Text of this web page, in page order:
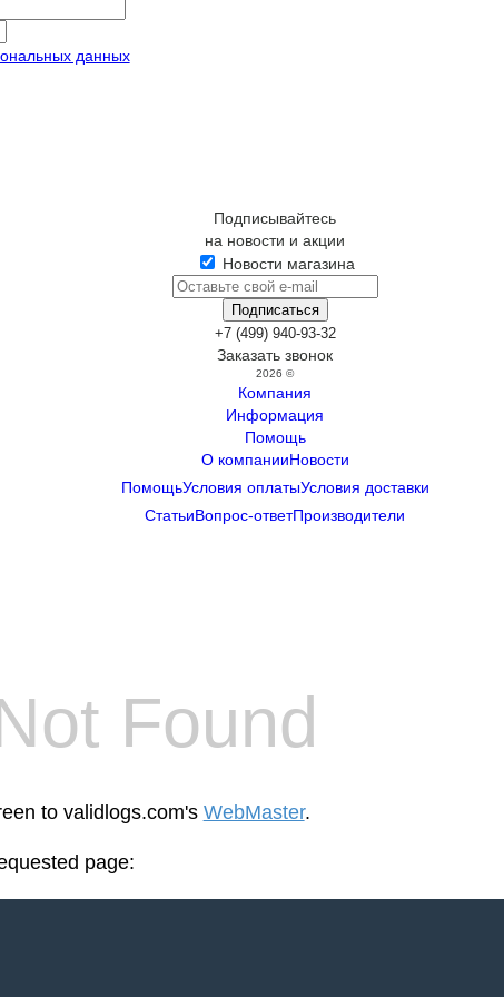
данных
Подписывайтесь
на новости и акции
Новости магазина
+7 (499) 940-93-32
Заказать звонок
2026 ©
Компания
Информация
Помощь
О компанииНовости
ПомощьУсловия оплатыУсловия доставки
СтатьиВопрос-ответПроизводители
Found
to validlogs.com's WebMaster.
page: